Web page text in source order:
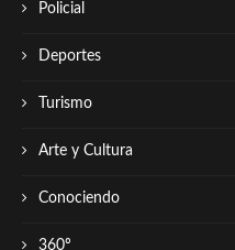
Policial
Deportes
Turismo
Arte y Cultura
Conociendo
360º